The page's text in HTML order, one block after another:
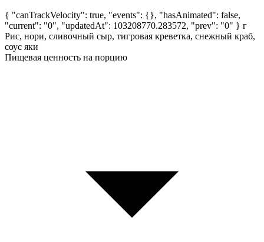
{ "canTrackVelocity": true, "events": {}, "hasAnimated": false,
"current": "0", "updatedAt": 103208770.283572, "prev": "0" } г
Рис, нори, сливочный сыр, тигровая креветка, снежный краб,
соус яки
Пищевая ценность на порцию